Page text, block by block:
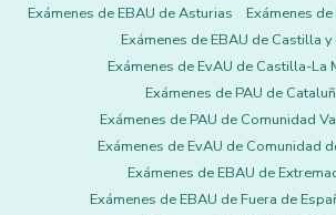
Exámenes de EBAU de Asturias
Exámenes
Exámenes de EBAU de Castilla y
Exámenes de EvAU de Castilla-La
Exámenes de PAU de
Exámenes de PAU de Comunidad
Exámenes de EvAU de Comunidad
Exámenes de EBAU de
Exámenes de EBAU de Fuera de